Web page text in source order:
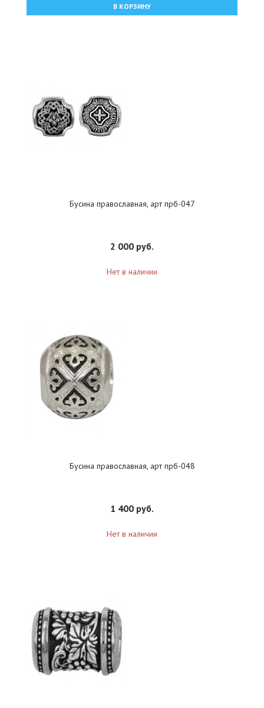
В КОРЗИНУ
Бусина православная, арт прб-047
2 000 руб.
Нет в наличии
Бусина православная, арт прб-048
1 400 руб.
Нет в наличии